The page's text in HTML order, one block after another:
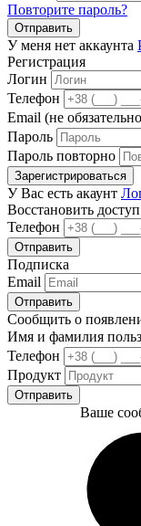
Повторите пароль?
Отправить
У меня нет аккаунта
Регистрация
Логин
Телефон
Email (не
Пароль
Пароль повторно
Зарегистрироваться
У Вас есть акаунт
Восстановить доступ
Телефон
Отправить
Подписка
Email
Отправить
Сообщить о
Имя и фамилия
Телефон
Продукт
Отправить
Ваше